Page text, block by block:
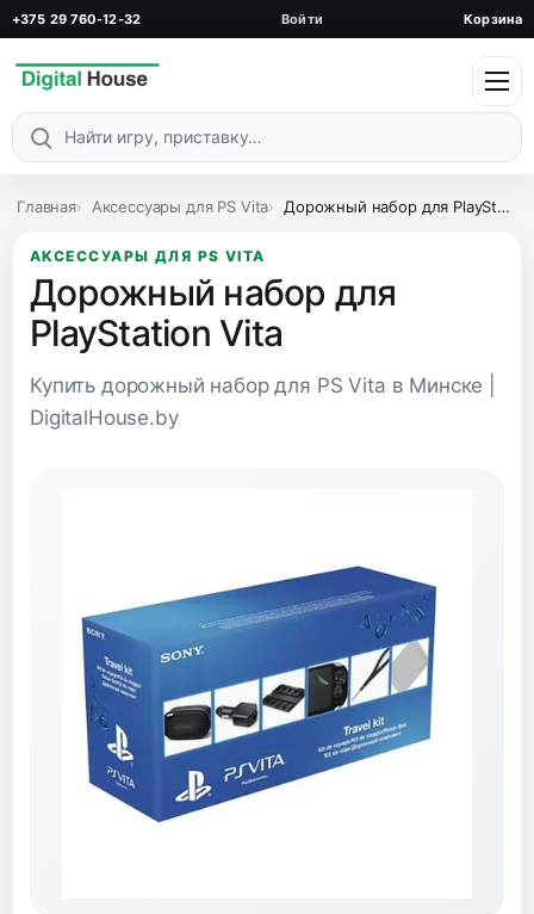
+375 29 760-12-32 Войти Корзина
Поиск по каталогу
Главная Аксессуары для PS Vita Дорожный набор для PlayStation Vita
АКСЕССУАРЫ ДЛЯ PS VITA
Дорожный набор для
PlayStation Vita
Купить дорожный набор для PS Vita в Минске |
DigitalHouse.by